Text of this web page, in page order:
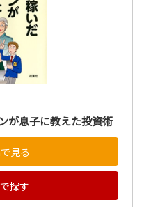
が息子に教えた投資術
見る
探す